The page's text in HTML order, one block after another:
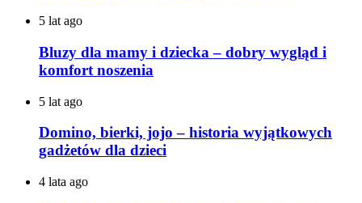
5 lat ago
Bluzy dla mamy i dziecka – dobry wygląd i
komfort noszenia
5 lat ago
Domino, bierki, jojo – historia wyjątkowych
gadżetów dla dzieci
4 lata ago